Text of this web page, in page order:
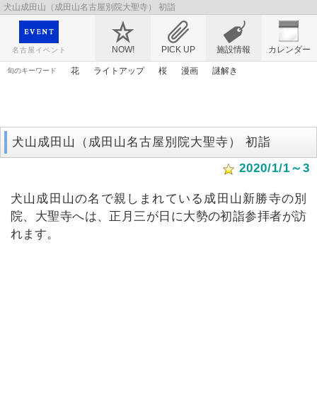
犬山成田山（成田山名古屋別院大聖寺） 初詣
映画や音楽コンサート、レジャーやアート、テレビ、ショップ、出会い、転職まで名古
屋のイベント情報を幅広く掲載
名古屋イベント NOW! PICK UP カレンダー
施設情報
旬のキーワード 花 ライトアップ 桜 漫画
謎解き
犬山成田山（成田山名古屋別院大聖寺） 初詣
2020/1/1～3
犬山成田山の名で親しまれている成田山新勝寺の別
院、大聖寺へは、正月三が日に大勢の初詣参拝者が訪
れます。